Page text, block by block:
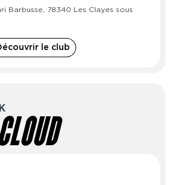
06:00 - 23:00
06:00 - 23:00
06:00 - 23:00
09:00 - 21:00
09:00 - 21:00
09:00 - 18:00
Barbusse, 78340 Les Clayes sous
le club